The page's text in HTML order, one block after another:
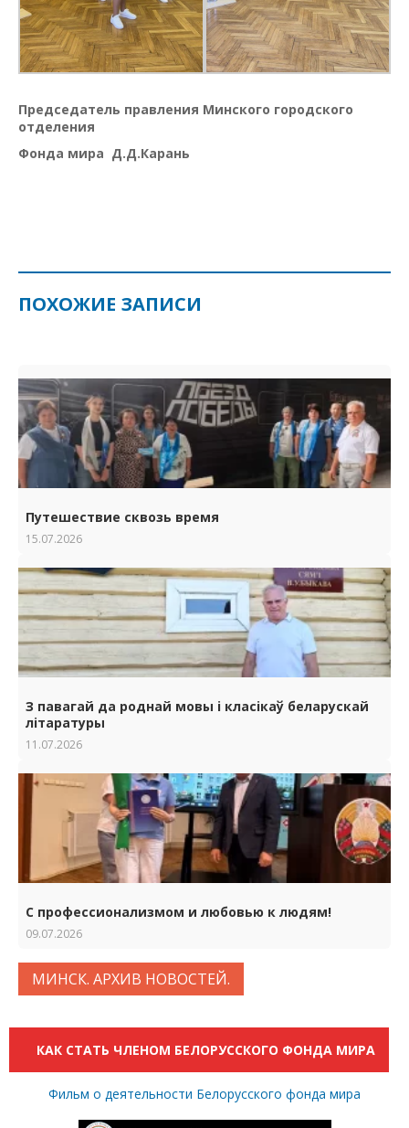
Председатель правления Минского городского
отделения
Фонда мира Д.Д.Карань
ПОХОЖИЕ ЗАПИСИ
Путешествие сквозь время
15.07.2026
З павагай да роднай мовы i класiкаў беларускай
лiтаратуры
11.07.2026
С профессионализмом и любовью к людям!
09.07.2026
МИНСК. АРХИВ НОВОСТЕЙ.
КАК СТАТЬ ЧЛЕНОМ БЕЛОРУССКОГО ФОНДА МИРА
Фильм о деятельности Белорусского фонда мира